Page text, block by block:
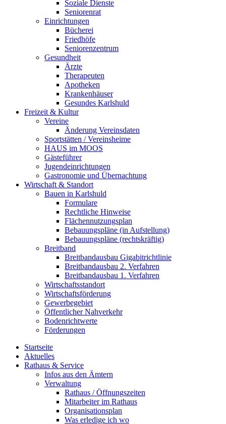
Soziale Dienste
Seniorenrat
Einrichtungen
Bücherei
Friedhöfe
Seniorenzentrum
Gesundheit
Ärzte
Therapeuten
Apotheken
Krankenhäuser
Gesundes Karlshuld
Freizeit & Kultur
Vereine
Änderung Vereinsdaten
Sportstätten / Vereinsheime
HAUS im MOOS
Gästeführer
Jugendeinrichtungen
Gastronomie und Übernachtung
Wirtschaft & Standort
Bauen in Karlshuld
Formulare
Rechtliche Hinweise
Flächennutzungsplan
Bebauungspläne (in Aufstellung)
Bebauungspläne (rechtskräftig)
Breitband
Breitbandausbau Gigabitrichtlinie
Breitbandausbau 2. Verfahren
Breitbandausbau 1. Verfahren
Wirtschaftsstandort
Wirtschaftsförderung
Gewerbegebiet
Öffentlicher Nahverkehr
Bodenrichtwerte
Förderungen
Startseite
Aktuelles
Rathaus & Service
Infos aus den Ämtern
Verwaltung
Rathaus / Öffnungszeiten
Mitarbeiter im Rathaus
Organisationsplan
Was erledige ich wo